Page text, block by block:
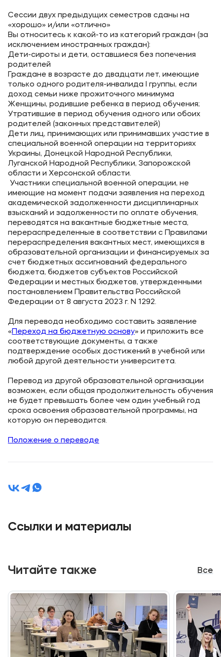
Сессии двух предыдущих семестров сданы на
«хорошо» и/или «отлично»
Вы относитесь к какой-то из категорий граждан (за
исключением иностранных граждан):
Дети-сироты и дети, оставшиеся без попечения
родителей
Граждане в возрасте до двадцати лет, имеющие
только одного родителя-инвалида I группы, если
доход семьи ниже прожиточного минимума
Женщины, родившие ребенка в период обучения;
Утратившие в период обучения одного или обоих
родителей (законных представителей)
Дети лиц, принимающих или принимавших участие в
специальной военной операции на территориях
Украины, Донецкой Народной Республики,
Луганской Народной Республики, Запорожской
области и Херсонской области.
Участники специальной военной операции, не
имеющие на момент подачи заявления на переход
академической задолженности дисциплинарных
взысканий и задолженности по оплате обучения,
переводятся на вакантные бюджетные места,
перераспределенные в соответствии с Правилами
перераспределения вакантных мест, имеющихся в
образовательной организации и финансируемых за
счет бюджетных ассигнований федерального
бюджета, бюджетов субъектов Российской
Федерации и местных бюджетов, утвержденными
постановлением Правительства Российской
Федерации от 8 августа 2023 г. N 1292.
Для перевода необходимо составить заявление
«Переход на бюджетную основу» и приложить все
соответствующие документы, а также
подтверждение особых достижений в учебной или
любой другой деятельности университета.
Перевод из другой образовательной организации
возможен, если общая продолжительность обучения
не будет превышать более чем один учебный год
срока освоения образовательной программы, на
которую он переводится.
Положение о переводе
Ссылки и материалы
Читайте также Все